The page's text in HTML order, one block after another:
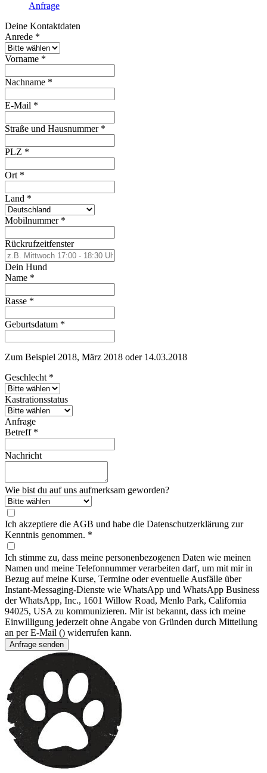
Anfrage
Deine Kontaktdaten
Anrede *
Vorname *
Nachname *
E-Mail *
Straße und Hausnummer *
PLZ *
Ort *
Land *
Mobilnummer *
Rückrufzeitfenster
Dein Hund
Name *
Rasse *
Geburtsdatum *
Zum Beispiel 2018, März 2018 oder 14.03.2018
Geschlecht *
Kastrationsstatus
Anfrage
Betreff *
Nachricht
Wie bist du auf uns aufmerksam geworden?
Ich akzeptiere die AGB und habe die Datenschutzerklärung zur
Kenntnis genommen. *
Ich stimme zu, dass meine personenbezogenen Daten wie meinen
Namen und meine Telefonnummer verarbeiten darf, um mit mir in
Bezug auf meine Kurse, Termine oder eventuelle Ausfälle über
Instant-Messaging-Dienste wie WhatsApp und WhatsApp Business
der WhatsApp, Inc., 1601 Willow Road, Menlo Park, California
94025, USA zu kommunizieren. Mir ist bekannt, dass ich meine
Einwilligung jederzeit ohne Angabe von Gründen durch Mitteilung
an per E-Mail () widerrufen kann.
Anfrage senden
Footer